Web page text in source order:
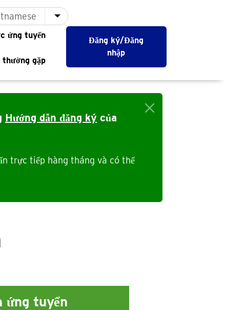
ứng tuyển
thường gặp
Đăng ký/Đăng
nhập
List additional actions
Hướng dẫn đăng ký của
trực tiếp hàng tháng và có thể
ứng tuyển